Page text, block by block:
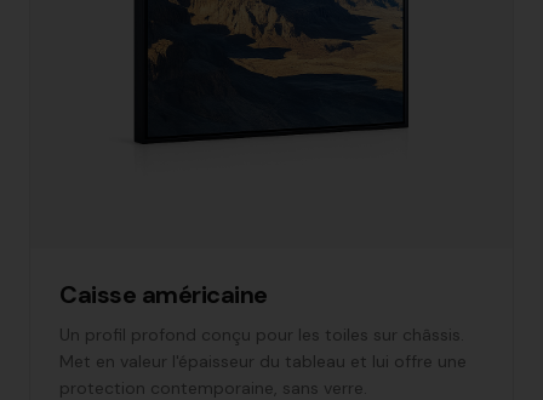
Caisse américaine
Un profil profond conçu pour les toiles sur châssis.
Met en valeur l'épaisseur du tableau et lui offre une
protection contemporaine, sans verre.